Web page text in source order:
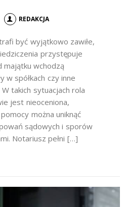
REDAKCJA
być wyjątkowo zawiłe,
przystępuje
majątku wchodzą
w spółkach czy inne
takich sytuacjach rola
jest nieoceniona,
można uniknąć
sądowych i sporów
Notariusz pełni […]